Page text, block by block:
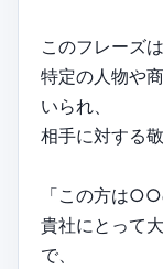
このフレーズは
特定の人物や
いられ、
相手に対する
「この方は○○
貴社にとって
で、